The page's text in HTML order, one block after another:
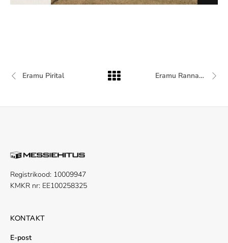
Eramu Pirital Eramu Rannamõisas
Registrikood: 10009947
KMKR nr: EE100258325
KONTAKT
E-post